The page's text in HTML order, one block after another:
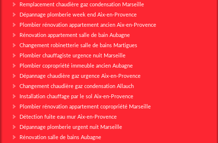
Remplacement chaudière gaz condensation Marseille
Dépannage plomberie week end Aix-en-Provence
Plombier rénovation appartement ancien Aix-en-Provence
Rénovation appartement salle de bain Aubagne
Changement robinetterie salle de bains Martigues
Plombier chauffagiste urgence nuit Marseille
Plombier copropriété immeuble ancien Aubagne
Dépannage chaudière gaz urgence Aix-en-Provence
Changement chaudière gaz condensation Allauch
Installation chauffage par le sol Aix-en-Provence
Plombier rénovation appartement copropriété Marseille
Détection fuite eau mur Aix-en-Provence
Dépannage plomberie urgent nuit Marseille
Rénovation salle de bains Aubagne